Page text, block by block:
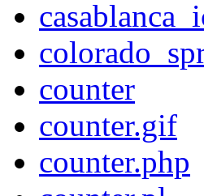
counter
counter.gif
counter.php